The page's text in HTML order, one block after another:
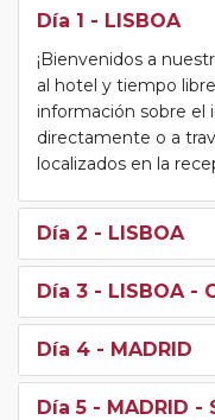
Día 1 - LISBOA
¡Bienvenidos a
al hotel y tiempo
información sobre el
directamente o a
localizados en la
Día 2 - LISBOA
Día 3 - LISBOA -
Día 4 - MADRID
Día 5 - MADRID -